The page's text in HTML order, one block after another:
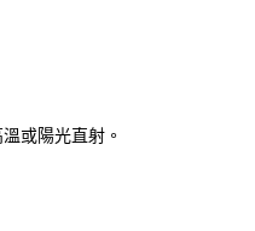
及姓名，韓國址末
或陽光直射。